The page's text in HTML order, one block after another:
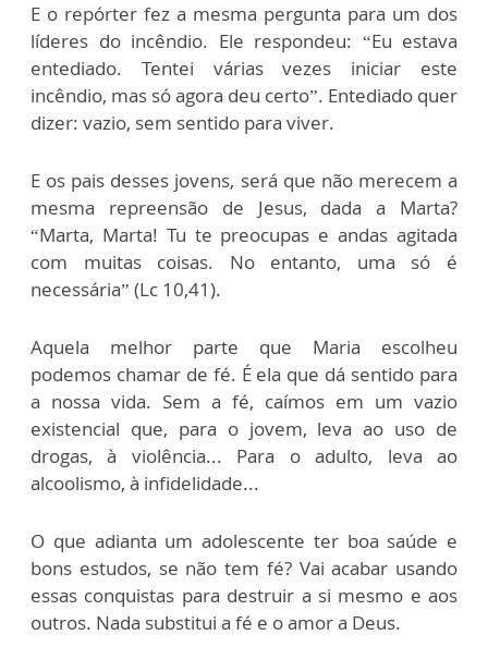
E o repórter fez a mesma pergunta para um dos
líderes do incêndio. Ele respondeu: “Eu estava
entediado. Tentei várias vezes iniciar este
incêndio, mas só agora deu certo”. Entediado quer
dizer: vazio, sem sentido para viver.
E os pais desses jovens, será que não merecem a
mesma repreensão de Jesus, dada a Marta?
“Marta, Marta! Tu te preocupas e andas agitada
com muitas coisas. No entanto, uma só é
necessária” (Lc 10,41).
Aquela melhor parte que Maria escolheu
podemos chamar de fé. É ela que dá sentido para
a nossa vida. Sem a fé, caímos em um vazio
existencial que, para o jovem, leva ao uso de
drogas, à violência... Para o adulto, leva ao
alcoolismo, à infidelidade...
O que adianta um adolescente ter boa saúde e
bons estudos, se não tem fé? Vai acabar usando
essas conquistas para destruir a si mesmo e aos
outros. Nada substitui a fé e o amor a Deus.